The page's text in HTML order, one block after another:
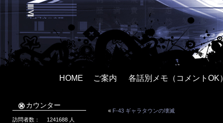
HOME ご案内 各話別メモ（コメントOK
カウンター
訪問者数： 1241688人
« F-43 ギャラタウンの壊滅